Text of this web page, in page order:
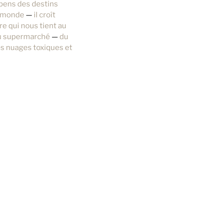
des destins
— il croît
qui nous tient au
supermarché —du
nuages toxiques et